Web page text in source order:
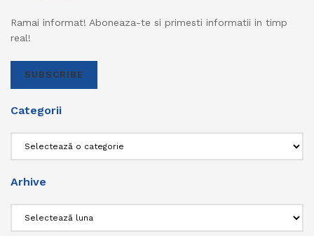
Ramai informat! Aboneaza-te si primesti informatii in timp
real!
SUBSCRIBE
Categorii
Arhive